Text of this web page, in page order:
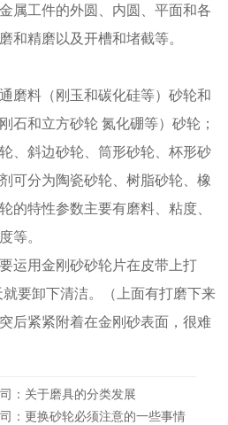
属工件的外圆、内圆、平面和各
和精磨以及开槽和堵截等。
磨料（刚玉和碳化硅等）砂轮和
石和立方砂轮 氮化硼等）砂轮；
、斜边砂轮、筒形砂轮、杯形砂
可分为陶瓷砂轮、树脂砂轮、橡
的特性参数主要有磨料、粘度、
等。
运用金刚砂砂轮片在皮带上打
要卸下清洁。（上面有打磨下来
后紧紧附着在金刚砂表面，很难
：关于磨具的分类发展
：更换砂轮必须注意的一些事情